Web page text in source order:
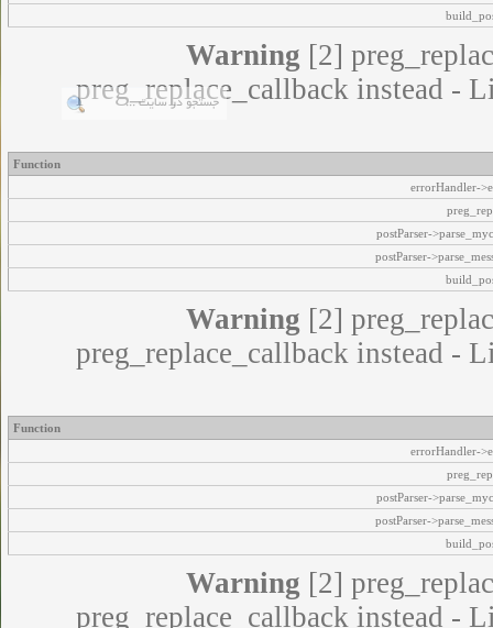
Warning [2]
preg_replace_callback instead -
Function
errorHandler-
postParser-
postParser-
Warning [2]
preg_replace_callback instead -
Function
errorHandler-
postParser-
postParser-
Warning [2]
preg_replace_callback instead -